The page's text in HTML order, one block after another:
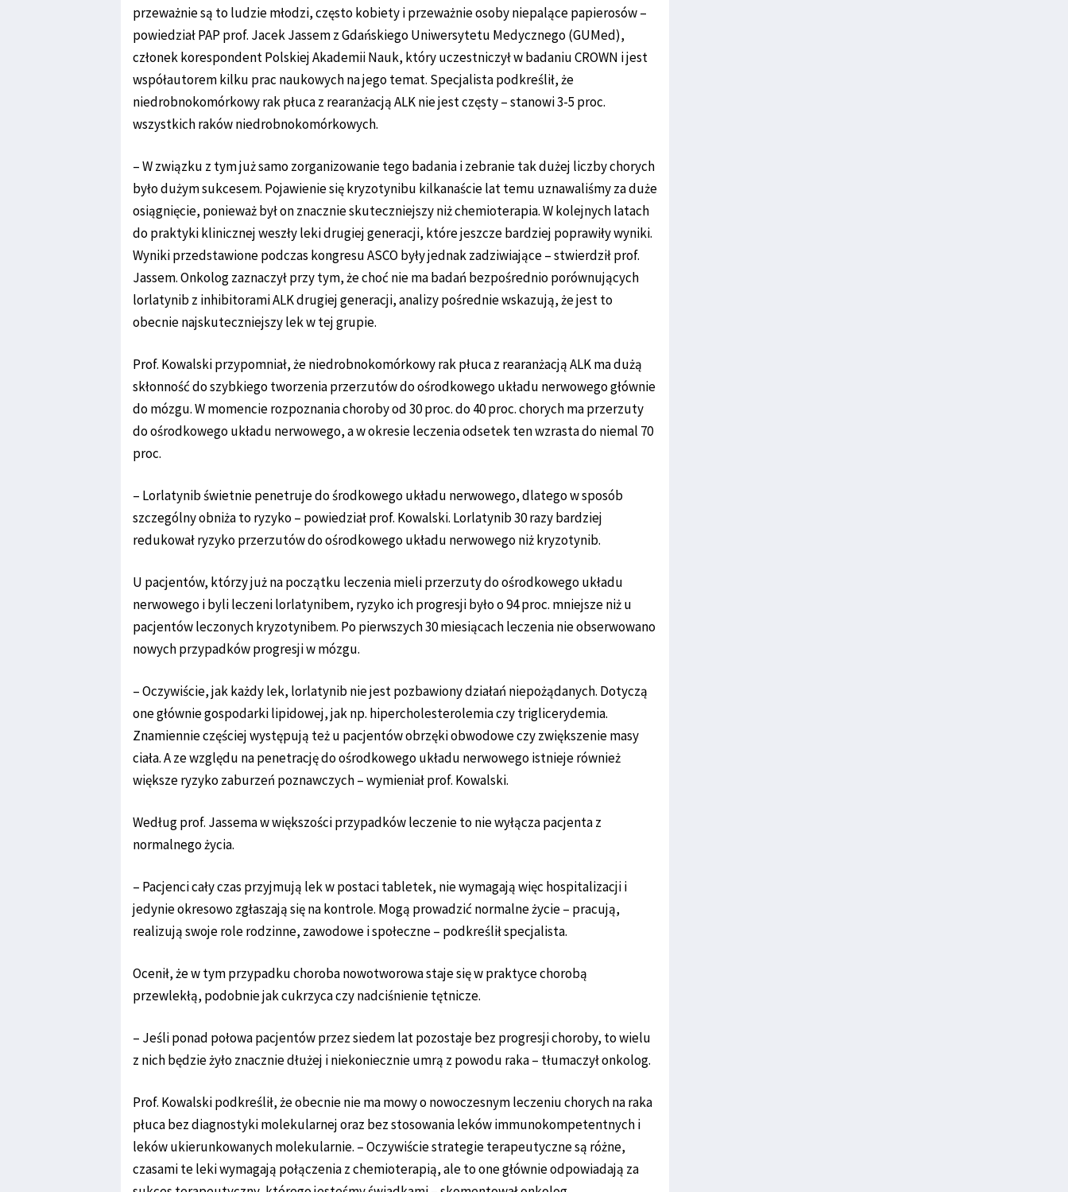
przeważnie są to ludzie młodzi, często kobiety i przeważnie osoby niepalące papierosów –
powiedział PAP prof. Jacek Jassem z Gdańskiego Uniwersytetu Medycznego (GUMed),
członek korespondent Polskiej Akademii Nauk, który uczestniczył w badaniu CROWN i jest
współautorem kilku prac naukowych na jego temat. Specjalista podkreślił, że
niedrobnokomórkowy rak płuca z rearanżacją ALK nie jest częsty – stanowi 3-5 proc.
wszystkich raków niedrobnokomórkowych.
– W związku z tym już samo zorganizowanie tego badania i zebranie tak dużej liczby chorych
było dużym sukcesem. Pojawienie się kryzotynibu kilkanaście lat temu uznawaliśmy za duże
osiągnięcie, ponieważ był on znacznie skuteczniejszy niż chemioterapia. W kolejnych latach
do praktyki klinicznej weszły leki drugiej generacji, które jeszcze bardziej poprawiły wyniki.
Wyniki przedstawione podczas kongresu ASCO były jednak zadziwiające – stwierdził prof.
Jassem. Onkolog zaznaczył przy tym, że choć nie ma badań bezpośrednio porównujących
lorlatynib z inhibitorami ALK drugiej generacji, analizy pośrednie wskazują, że jest to
obecnie najskuteczniejszy lek w tej grupie.
Prof. Kowalski przypomniał, że niedrobnokomórkowy rak płuca z rearanżacją ALK ma dużą
skłonność do szybkiego tworzenia przerzutów do ośrodkowego układu nerwowego głównie
do mózgu. W momencie rozpoznania choroby od 30 proc. do 40 proc. chorych ma przerzuty
do ośrodkowego układu nerwowego, a w okresie leczenia odsetek ten wzrasta do niemal 70
proc.
– Lorlatynib świetnie penetruje do środkowego układu nerwowego, dlatego w sposób
szczególny obniża to ryzyko – powiedział prof. Kowalski. Lorlatynib 30 razy bardziej
redukował ryzyko przerzutów do ośrodkowego układu nerwowego niż kryzotynib.
U pacjentów, którzy już na początku leczenia mieli przerzuty do ośrodkowego układu
nerwowego i byli leczeni lorlatynibem, ryzyko ich progresji było o 94 proc. mniejsze niż u
pacjentów leczonych kryzotynibem. Po pierwszych 30 miesiącach leczenia nie obserwowano
nowych przypadków progresji w mózgu.
– Oczywiście, jak każdy lek, lorlatynib nie jest pozbawiony działań niepożądanych. Dotyczą
one głównie gospodarki lipidowej, jak np. hipercholesterolemia czy triglicerydemia.
Znamiennie częściej występują też u pacjentów obrzęki obwodowe czy zwiększenie masy
ciała. A ze względu na penetrację do ośrodkowego układu nerwowego istnieje również
większe ryzyko zaburzeń poznawczych – wymieniał prof. Kowalski.
Według prof. Jassema w większości przypadków leczenie to nie wyłącza pacjenta z
normalnego życia.
– Pacjenci cały czas przyjmują lek w postaci tabletek, nie wymagają więc hospitalizacji i
jedynie okresowo zgłaszają się na kontrole. Mogą prowadzić normalne życie – pracują,
realizują swoje role rodzinne, zawodowe i społeczne – podkreślił specjalista.
Ocenił, że w tym przypadku choroba nowotworowa staje się w praktyce chorobą
przewlekłą, podobnie jak cukrzyca czy nadciśnienie tętnicze.
– Jeśli ponad połowa pacjentów przez siedem lat pozostaje bez progresji choroby, to wielu
z nich będzie żyło znacznie dłużej i niekoniecznie umrą z powodu raka – tłumaczył onkolog.
Prof. Kowalski podkreślił, że obecnie nie ma mowy o nowoczesnym leczeniu chorych na raka
płuca bez diagnostyki molekularnej oraz bez stosowania leków immunokompetentnych i
leków ukierunkowanych molekularnie. – Oczywiście strategie terapeutyczne są różne,
czasami te leki wymagają połączenia z chemioterapią, ale to one głównie odpowiadają za